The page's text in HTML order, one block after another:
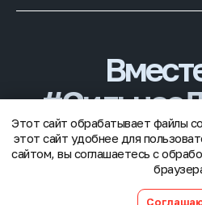
© 2025
Этот сайт обрабатывает файлы
этот сайт удобнее для
сайтом, вы соглашаетесь с